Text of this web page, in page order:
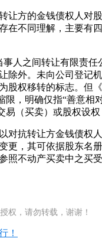
方的金钱债权人
不同理解，主要
人之间转让有限责
外。未向公司登
权移转的标志。但
，明确仅指“善意
（买卖）或股权设权
抗转让方金钱债
，其可依据股东
不动产买卖中之买
权，请勿转载，谢谢！
！